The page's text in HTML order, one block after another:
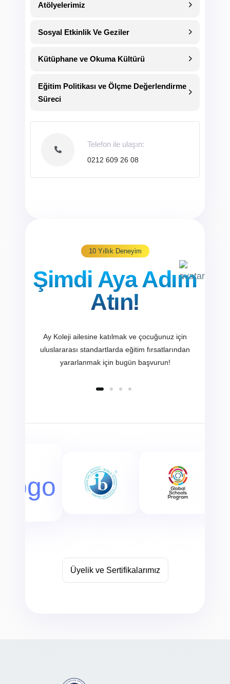
Atölyelerimiz
Sosyal Etkinlik Ve Geziler
Kütüphane ve Okuma Kültürü
Eğitim Politikası ve Ölçme Değerlendirme
Süreci
Telefon ile ulaşın:
0212 609 26 08
10 Yıllık Deneyim
Şimdi Aya Adım
Atın!
Ay Koleji ailesine katılmak ve çocuğunuz için
uluslararası standartlarda eğitim fırsatlarından
yararlanmak için bugün başvurun!
Üyelik ve Sertifikalarımız